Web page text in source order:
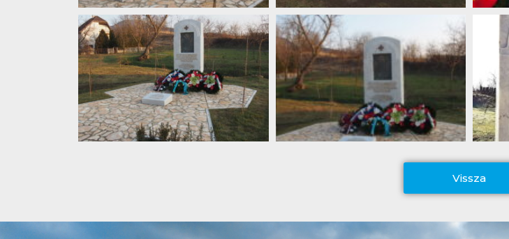
Vissza